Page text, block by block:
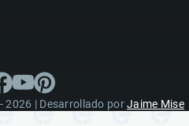
2026 | Desarrollado porJaime Mise